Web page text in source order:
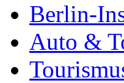
Berlin-
Auto &